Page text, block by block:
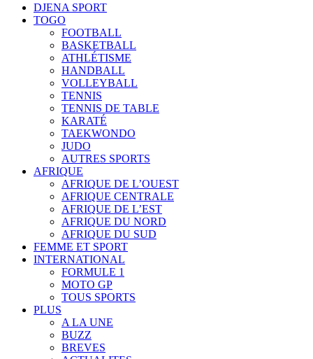
DJENA SPORT
TOGO
FOOTBALL
BASKETBALL
ATHLÉTISME
HANDBALL
VOLLEYBALL
TENNIS
TENNIS DE TABLE
KARATÉ
TAEKWONDO
JUDO
AUTRES SPORTS
AFRIQUE
AFRIQUE DE L’OUEST
AFRIQUE CENTRALE
AFRIQUE DE L’EST
AFRIQUE DU NORD
AFRIQUE DU SUD
FEMME ET SPORT
INTERNATIONAL
FORMULE 1
MOTO GP
TOUS SPORTS
PLUS
A LA UNE
BUZZ
BREVES